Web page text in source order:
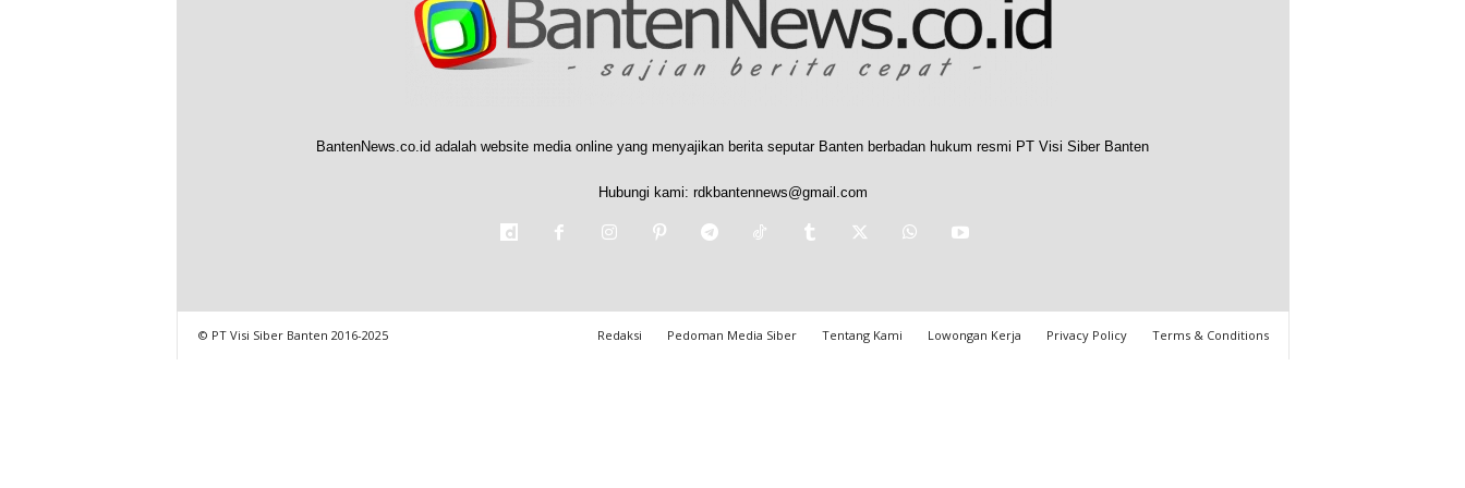
BantenNews.co.id adalah website media online yang menyajikan berita seputar Banten berbadan hukum resmi PT Visi Siber Banten
Hubungi kami: rdkbantennews@gmail.com
Redaksi Pedoman Media Siber Tentang Kami Lowongan Kerja Privacy Policy Terms & Conditions
© PT Visi Siber Banten 2016-2025